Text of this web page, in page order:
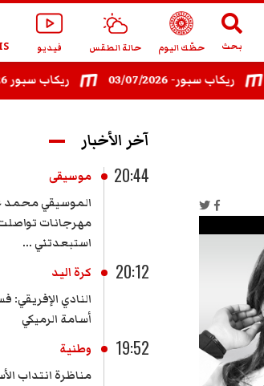
بحث حظّك اليوم حالة الطقس فيديو
ريكاب سبور 06/07/2026 ريكاب سبور- 03/07/2026
آخر الأخبار
20:44
موسيقى
مهرجانات
استبعدتني ...
20:12
كرة اليد
النادي
أسامة الرميكي
19:52
وطنية
مناظرة انتداب